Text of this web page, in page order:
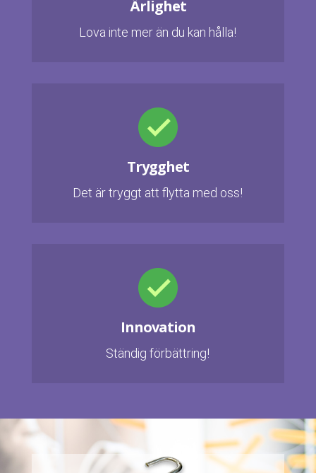
Ärlighet
Lova inte mer än du kan hålla!
Trygghet
Det är tryggt att flytta med oss!
Innovation
Ständig förbättring!